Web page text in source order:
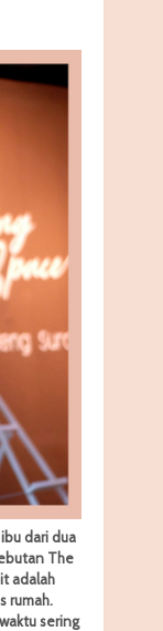
dari dua
The
adalah
rumah.
sering